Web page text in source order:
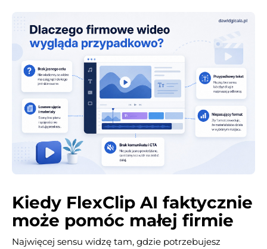
Kiedy FlexClip AI faktycznie
może pomóc małej firmie
Najwięcej sensu widzę tam, gdzie potrzebujesz